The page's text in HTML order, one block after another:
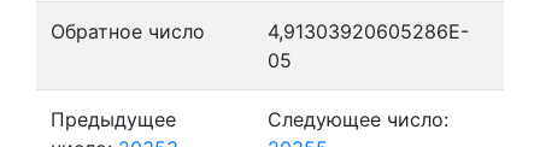
Обратное число
4,91303920605286E-
05
Предыдущее
Следующее число: